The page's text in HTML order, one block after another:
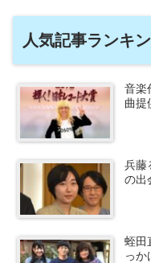
人気記事ランキ
音楽
曲提
兵藤
の出
蛭田
っか